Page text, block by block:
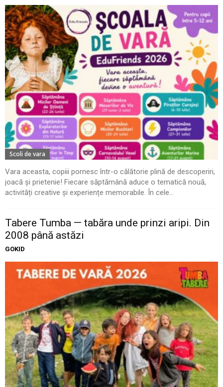
Scoli de vara
Vara aceasta, copiii pornesc într-o călătorie plină de descoperiri,
joacă și prietenie! Fiecare săptămână aduce o tematică nouă,
activități creative și experiențe memorabile. În cele...
Tabere Tumba — tabăra unde prinzi aripi. Din
2008 până astăzi
GOKID